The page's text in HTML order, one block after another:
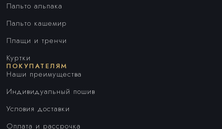
Пальто альпака
Пальто кашемир
Плащи и тренчи
Куртки
ПОКУПАТЕЛЯМ
Наши преимущества
Индивидуальный пошив
Условия доставки
Оплата и рассрочка